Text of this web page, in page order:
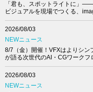
「君も、スポットライトに」
ビジュアルを現場でつくる、
2026/08/03
NEWニュース
8/7（金）開催！VFXはよりシ
が語る次世代のAI・CGワークフ
2026/08/03
NEWニュース